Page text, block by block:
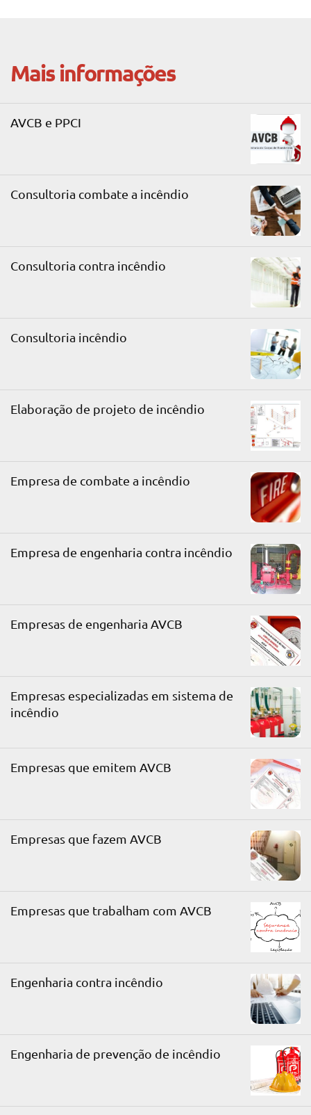
Mais informações
AVCB e PPCI
Consultoria combate a incêndio
Consultoria contra incêndio
Consultoria incêndio
Elaboração de projeto de incêndio
Empresa de combate a incêndio
Empresa de engenharia contra incêndio
Empresas de engenharia AVCB
Empresas especializadas em sistema de
incêndio
Empresas que emitem AVCB
Empresas que fazem AVCB
Empresas que trabalham com AVCB
Engenharia contra incêndio
Engenharia de prevenção de incêndio